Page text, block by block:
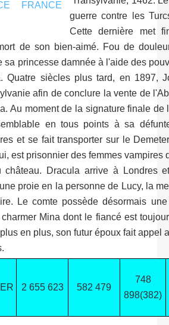
guerre contre les
Cette dernière met
de son bien-aimé. Fou de
sa princesse damnée à l'aide des
Quatre siècles plus tard, en 1897,
afin de conclure la vente de
Au moment de la signature finale
en tous points à sa
et se fait transporter sur le
est prisonnier des femmes
château. Dracula arrive à Londres
proie en la personne de Lucy, la
Le comte possède désormais
Mina dont le fiancé est
en plus, son futur époux fait appel
2 655 623 582 479
748
898(382)